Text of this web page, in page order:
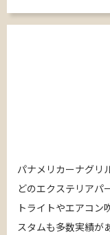
パナメリカーナグリ
どのエクステリアパ
トライトやエアコン
スタムも多数実績が